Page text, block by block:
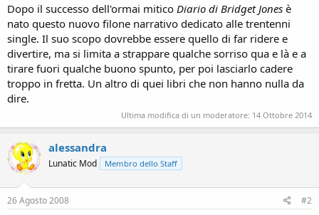
Dopo il successo dell'ormai mitico Diario di Bridget Jones è
nato questo nuovo filone narrativo dedicato alle trentenni
single. Il suo scopo dovrebbe essere quello di far ridere e
divertire, ma si limita a strappare qualche sorriso qua e là e a
tirare fuori qualche buono spunto, per poi lasciarlo cadere
troppo in fretta. Un altro di quei libri che non hanno nulla da
dire.
Ultima modifica di un moderatore: 14 Ottobre 2014
alessandra
Lunatic Mod Membro dello Staff
26 Agosto 2008 #2